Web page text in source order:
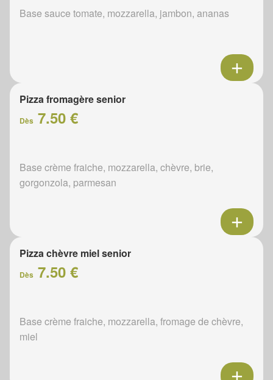
Base sauce tomate, mozzarella, jambon, ananas
Pizza fromagère senior
Dès 7.50 €
Base crème fraiche, mozzarella, chèvre, brie,
gorgonzola, parmesan
Pizza chèvre miel senior
Dès 7.50 €
Base crème fraiche, mozzarella, fromage de chèvre,
miel